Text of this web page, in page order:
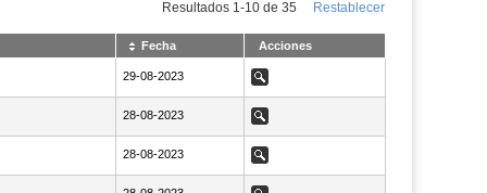
Resultados 1 -10de 35 Restablecer
Fecha Acciones
NaN29-08-2023
29-08-2023 Ver
NaN28-08-2023
28-08-2023 Ver
NaN28-08-2023
28-08-2023 Ver